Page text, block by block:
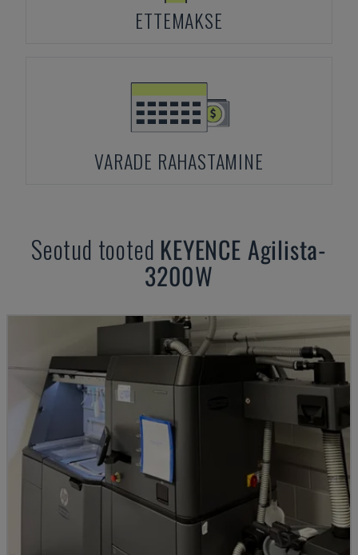
ETTEMAKSE
VARADE RAHASTAMINE
Seotud tooted KEYENCE Agilista-
3200W